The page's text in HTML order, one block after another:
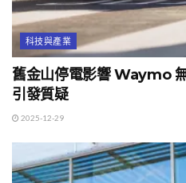
科技與產業
舊金山停電影響 Waymo
引發質疑
2025-12-29